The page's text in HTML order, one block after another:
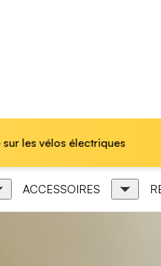
🏆 Marque leader
ACCESSOIRES